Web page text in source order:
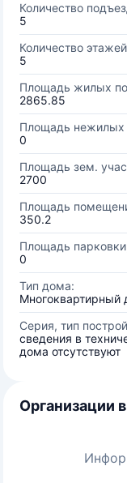
Количество
5
Количество
5
Площадь жилых
2865.85
Площадь нежилых
0
Площадь зем.
2700
Площадь
350.2
Площадь
0
Тип дома:
Многоквартирный
Серия, тип
сведения в
дома отсутствуют
Организации